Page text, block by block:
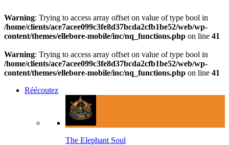
Warning: Trying to access array offset on value of type bool in
/home/clients/ace7acee099c3fe8d37bcda2cfb1be52/web/wp-
content/themes/ellebore-mobile/inc/nq_functions.php on line 41
Warning: Trying to access array offset on value of type bool in
/home/clients/ace7acee099c3fe8d37bcda2cfb1be52/web/wp-
content/themes/ellebore-mobile/inc/nq_functions.php on line 41
Réécoutez
The Elephant Soul